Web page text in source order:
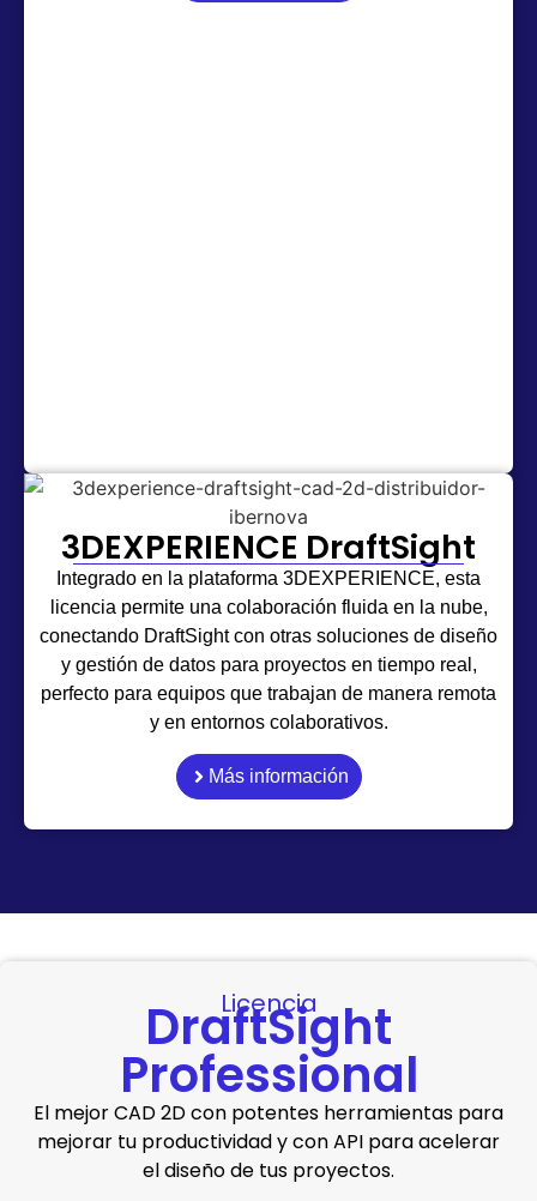
3DEXPERIENCE DraftSight
Integrado en la plataforma 3DEXPERIENCE, esta
licencia permite una colaboración fluida en la nube,
conectando DraftSight con otras soluciones de diseño
y gestión de datos para proyectos en tiempo real,
perfecto para equipos que trabajan de manera remota
y en entornos colaborativos.
Más información
Licencia
DraftSight
Professional
El mejor CAD 2D con potentes herramientas para
mejorar tu productividad y con API para acelerar
el diseño de tus proyectos.